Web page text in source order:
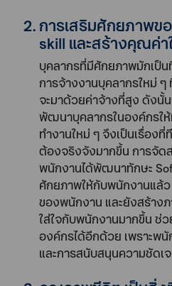
การเสริมศักยภาพข
skill และสร้างคุณค่
บุคลากรที่มีศักยภาพมักเป็
การจ้างงานบุคลากรใหม่
จะมาด้วยค่าจ้างที่สูง ดังนั้
พัฒนาบุคลากรในองค์กรใ
ทำงานใหม่ ๆ จึงเป็นเรื่องที่
ต้องจริงจังมากขึ้น การจัด
พนักงานได้พัฒนาทักษะ
ศักยภาพให้กับพนักงานแล้
ของพนักงาน และยังสร้า
ใส่ใจกับพนักงานมากขึ้น ช่ว
องค์กรได้อีกด้วย เพราะพ
และการสนับสนุนความชัดเ